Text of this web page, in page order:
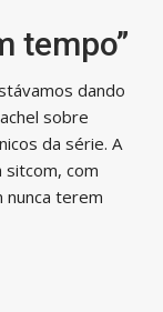
tempo”
dando
sobre
da série. A
sitcom, com
nunca terem